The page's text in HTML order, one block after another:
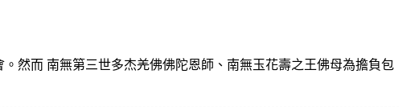
然而 南無第三世多杰羌佛佛陀恩師、南無玉花壽之王佛母為擔負包